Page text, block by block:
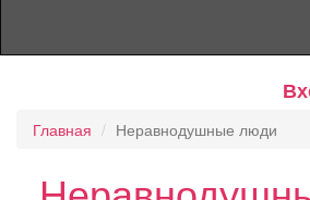
Главная Неравнодушные люди